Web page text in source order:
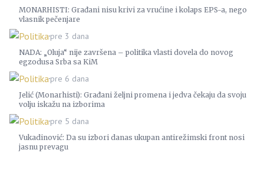
MONARHISTI: Građani nisu krivi za vrućine i kolaps EPS-a, nego
vlasnik pečenjare
Politikapre 3 dana
NADA: „Oluja“ nije završena – politika vlasti dovela do novog
egzodusa Srba sa KiM
Politikapre 6 dana
Jelić (Monarhisti): Građani željni promena i jedva čekaju da svoju
volju iskažu na izborima
Politikapre 5 dana
Vukadinović: Da su izbori danas ukupan antirežimski front nosi
jasnu prevagu